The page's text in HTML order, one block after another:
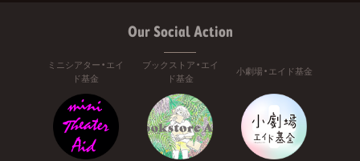
Our Social Action
ミニシアター・エイ
ド基金
ブックストア・エイ
ド基金
小劇場・エイド基金